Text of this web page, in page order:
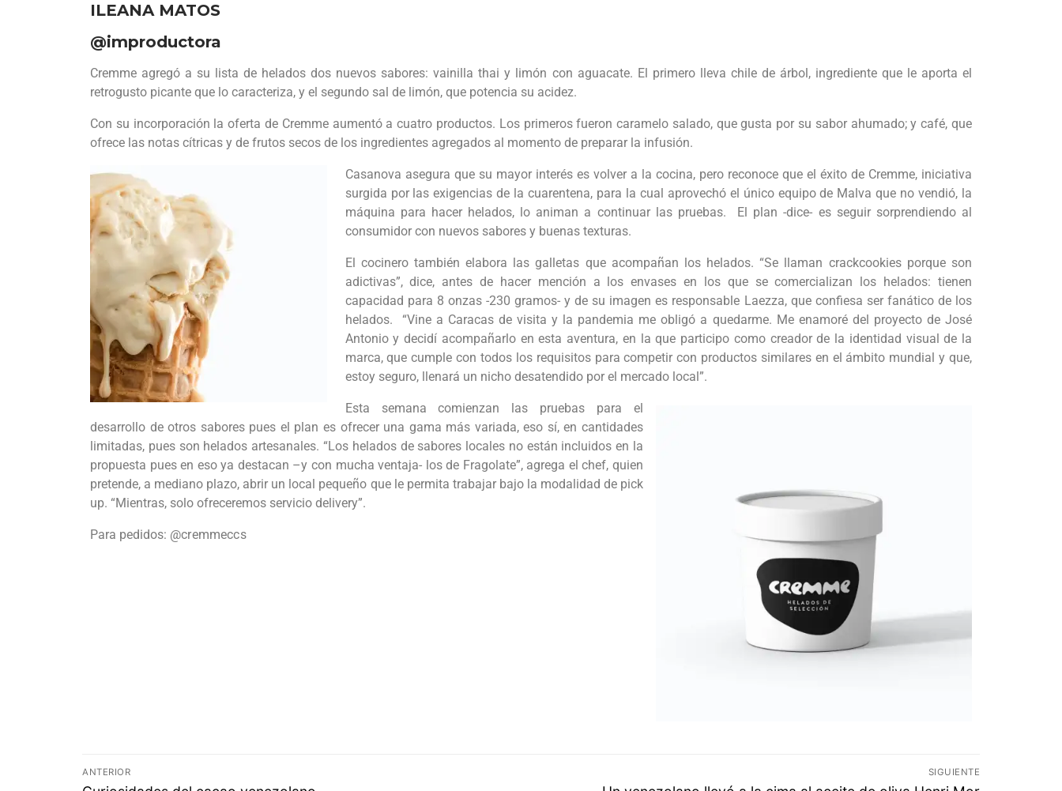
ILEANA MATOS
@improductora
Cremme agregó a su lista de helados dos nuevos sabores: vainilla thai y limón con aguacate. El primero lleva chile de árbol, ingrediente que le aporta el
retrogusto picante que lo caracteriza, y el segundo sal de limón, que potencia su acidez.
Con su incorporación la oferta de Cremme aumentó a cuatro productos. Los primeros fueron caramelo salado, que gusta por su sabor ahumado; y café, que
ofrece las notas cítricas y de frutos secos de los ingredientes agregados al momento de preparar la infusión.
Casanova asegura que su mayor interés es volver a la cocina, pero reconoce que el éxito de Cremme, iniciativa
surgida por las exigencias de la cuarentena, para la cual aprovechó el único equipo de Malva que no vendió, la
máquina para hacer helados, lo animan a continuar las pruebas. El plan -dice- es seguir sorprendiendo al
consumidor con nuevos sabores y buenas texturas.
El cocinero también elabora las galletas que acompañan los helados. “Se llaman crackcookies porque son
adictivas”, dice, antes de hacer mención a los envases en los que se comercializan los helados: tienen
capacidad para 8 onzas -230 gramos- y de su imagen es responsable Laezza, que confiesa ser fanático de los
helados. “Vine a Caracas de visita y la pandemia me obligó a quedarme. Me enamoré del proyecto de José
Antonio y decidí acompañarlo en esta aventura, en la que participo como creador de la identidad visual de la
marca, que cumple con todos los requisitos para competir con productos similares en el ámbito mundial y que,
estoy seguro, llenará un nicho desatendido por el mercado local”.
Esta semana comienzan las pruebas para el
desarrollo de otros sabores pues el plan es ofrecer una gama más variada, eso sí, en cantidades
limitadas, pues son helados artesanales. “Los helados de sabores locales no están incluidos en la
propuesta pues en eso ya destacan –y con mucha ventaja- los de Fragolate”, agrega el chef, quien
pretende, a mediano plazo, abrir un local pequeño que le permita trabajar bajo la modalidad de pick
up. “Mientras, solo ofreceremos servicio delivery”.
Para pedidos: @cremmeccs
ANTERIOR SIGUIENTE